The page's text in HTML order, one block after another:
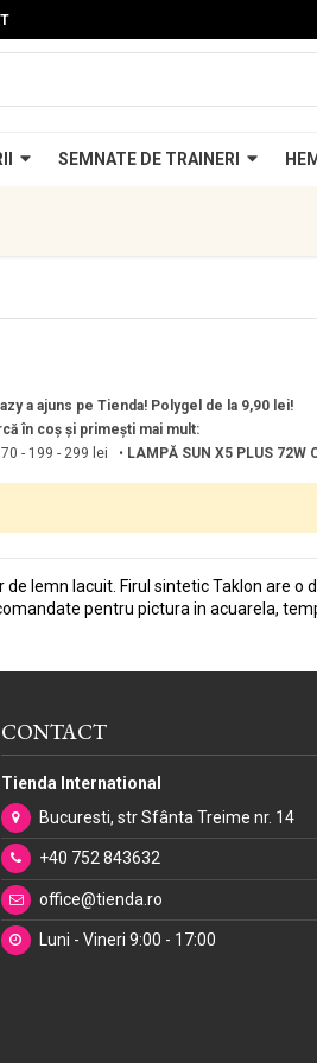
SEMNATE DE TRAINERI
a ajuns pe Tienda! Polygel de la 9,90 lei!
în coș și primești mai mult:
- 199 - 299 lei • LAMPĂ SUN X5 PLUS 72W
lemn lacuit. Firul sintetic Taklon are
pentru pictura in acuarela,
CONTACT
Tienda International
Bucuresti, str Sfânta Treime nr. 14
+40 752 843632
office@tienda.ro
Luni - Vineri 9:00 - 17:00